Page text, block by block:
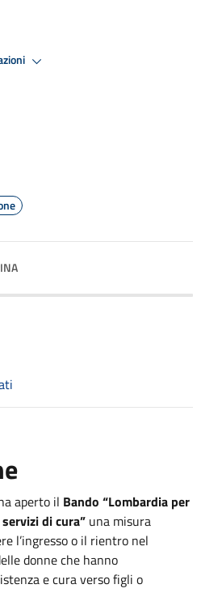
aperto il Bando “Lombardia per
di cura” una misura
l’ingresso o il rientro nel
donne che hanno
e cura verso figli o